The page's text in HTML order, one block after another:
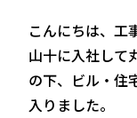
こんにちは、工
山十に入社して
の下、ビル・住
入りました。